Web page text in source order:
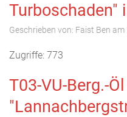
Turboschaden"
Geschrieben von: Faist Ben am
Zugriffe: 773
T03-VU-Berg.-Öl